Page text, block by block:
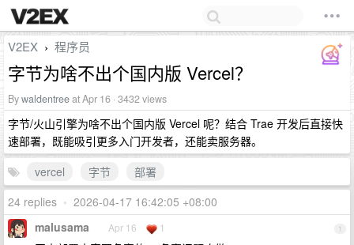
V2EX › 程序员
字节为啥不出个国内版 Vercel？
Bywaldentreeat Apr 16 · 3432 views
字节/火山引擎为啥不出个国内版 Vercel 呢？结合 Trae 开发后直接快
速部署，既能吸引更多入门开发者，还能卖服务器。
vercel
字节
部署
24 replies • 2026-04-17 16:42:05 +08:00
1
malusama Apr 16 1